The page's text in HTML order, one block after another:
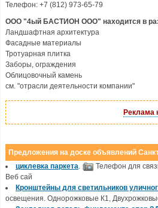
Телефон: +7 (812) 973-65-79
ООО "4ый БАСТИОН ООО" находится в
Ландшафтная архитектура
Фасадные материалы
Тротуарная плитка
Заборы, ограждения
Облицовочный камень
см. "отрасли деятельности компании"
Реклама
Предложения на доске объявлений
циклевка паркета.
Телефон для
Веб сай
Кронштейны для светильников
освещения. Однорожковые К1,
Корпоративный
сайт
от 15000 руб.
от